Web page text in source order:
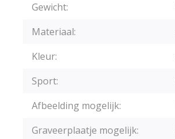
Gewicht:
Materiaal:
Kleur:
Sport:
Afbeelding mogelijk:
Graveerplaatje mogelijk: